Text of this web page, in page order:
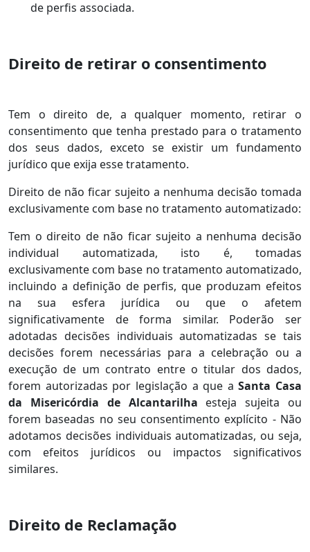
de perfis associada.
Direito de retirar o consentimento
Tem o direito de, a qualquer momento, retirar o
consentimento que tenha prestado para o tratamento
dos seus dados, exceto se existir um fundamento
jurídico que exija esse tratamento.
Direito de não ficar sujeito a nenhuma decisão tomada
exclusivamente com base no tratamento automatizado:
Tem o direito de não ficar sujeito a nenhuma decisão
individual automatizada, isto é, tomadas
exclusivamente com base no tratamento automatizado,
incluindo a definição de perfis, que produzam efeitos
na sua esfera jurídica ou que o afetem
significativamente de forma similar. Poderão ser
adotadas decisões individuais automatizadas se tais
decisões forem necessárias para a celebração ou a
execução de um contrato entre o titular dos dados,
forem autorizadas por legislação a que aSanta Casa
da Misericórdia de Alcantarilha esteja sujeita ou
forem baseadas no seu consentimento explícito - Não
adotamos decisões individuais automatizadas, ou seja,
com efeitos jurídicos ou impactos significativos
similares.
Direito de Reclamação